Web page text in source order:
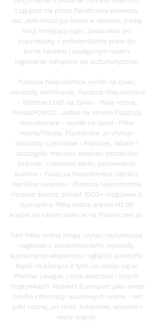
Logujesz się przez Facebooka pierwszy
raz: Jeśli masz już konto w serwsie, podaj
swój istniejący login. Zostaniesz po
poproszony o potwierdzenie praw do
konta hasłem i następnym razem
logowanie odbędzie się automatycznie.
Puszcza Niepołomice wyniki na żywo,
rezultaty, terminarze, Puszcza Niepołomice
- Widzew Łódź na żywo - Piłka nożna,
PolskaPOMOC: Jesteś na stronie Puszcza
Niepołomice - wyniki na żywo -Piłka
nożna/Polska. Flashscore. pl oferuje
rezultaty częściowe i finałowe, tabele i
szczegóły meczów zespołu (strzelców
bramek, czerwone kartki, porównania
kursów - Puszcza Niepołomice. Oprócz
wyników zespołu - Puszcza Niepołomice
możesz śledzić ponad 1000+ rozgrywek z
dyscypliny Piłka nożna więcej niż 90
krajów na całym świecie na Flashscore. pl.
Fani Piłka nożna mogą czytać najświeższe
nagłówki z wiadomościami, wywiady,
komentarze ekspertów i oglądać powtórki.
Bądź na bieżąco z tym, co dzieje się w
Premier League, Lidze Mistrzów i innych
rozgrywkach. Wybierz Eurosport jako swoje
źródło informacji sportowych online - od
piłki nożnej, po tenis, kolarstwo, snooker i
wiele więcej.